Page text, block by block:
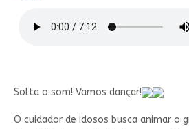
Solta o som! Vamos dançar!
O cuidador de idosos busca animar o